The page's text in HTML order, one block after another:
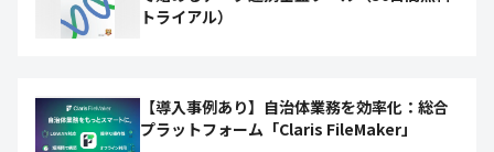
トライアル）
【導入事例あり】自治体業務を効率化：総合
プラットフォーム「Claris FileMaker」